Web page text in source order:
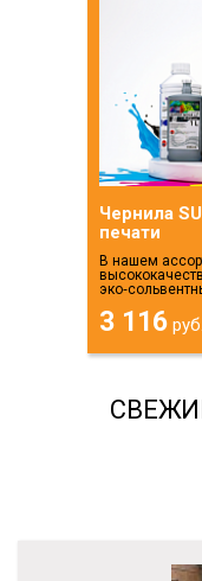
Чернила
печати
В нашем
3 116 руб.